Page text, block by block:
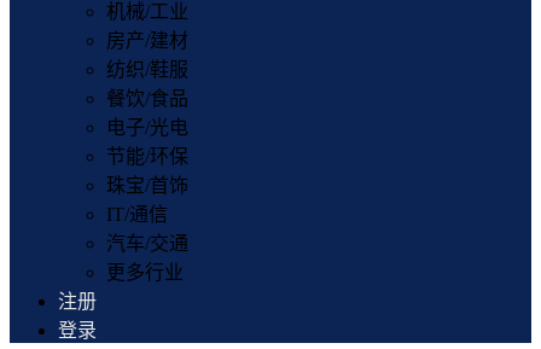
机械/工业
房产/建材
纺织/鞋服
餐饮/食品
电子/光电
节能/环保
珠宝/首饰
IT/通信
汽车/交通
更多行业
注册
登录